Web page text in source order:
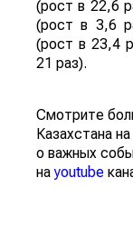
(рост в 22,6
(рост в 3,6
(рост в 23,4
21 раз).
Смотрите
Казахстана
о важных
наyoutube